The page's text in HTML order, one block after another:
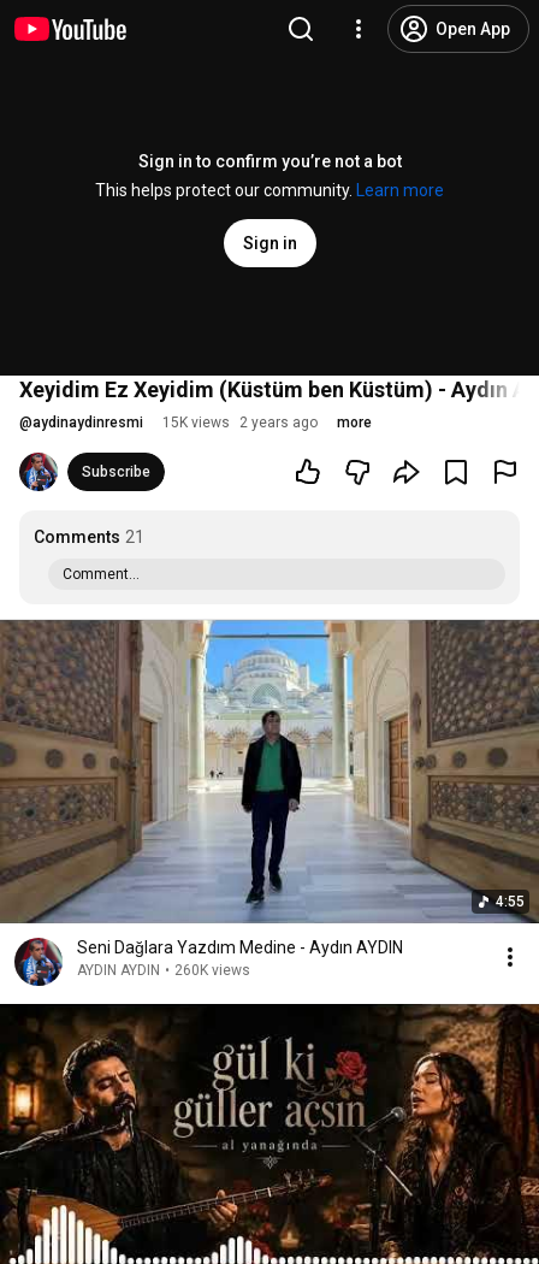
Open App
Sign in to confirm you’re not a bot
This helps protect our community.
Learn more
Sign in
Xeyidim Ez Xeyidim (Küstüm ben Küstüm) - Aydın
@aydinaydinresmi 15K views 2 years ago more
Subscribe
Comments 21
Comment...
4:55
Seni Dağlara Yazdım Medine - Aydın AYDIN
AYDIN AYDIN • 260K views